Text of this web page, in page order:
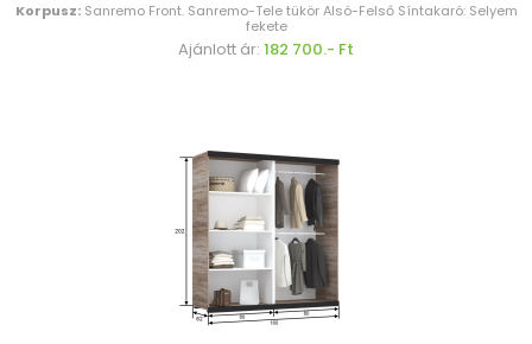
Korpusz:Sanremo Front. Sanremo-Tele tükör Alsó-Felső Síntakaró: Selyem
fekete
Ajánlott ár: 182 700.- Ft